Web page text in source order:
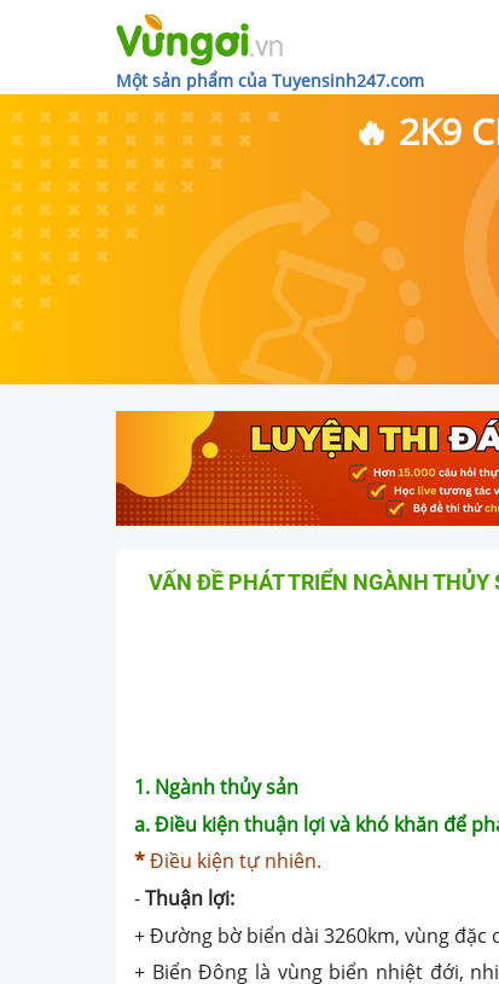
Một sản phẩm của Tuyensinh247.com
🔥 2K9
VẤN ĐỀ PHÁT TRIỂN NGÀNH
1. Ngành thủy sản
a. Điều kiện thuận lợi và khó khăn để
*Điều kiện tự nhiên.
-Thuận lợi:
+ Đường bờ biển dài 3260km, vùng
+ Biển Đông là vùng biển nhiệt đới,